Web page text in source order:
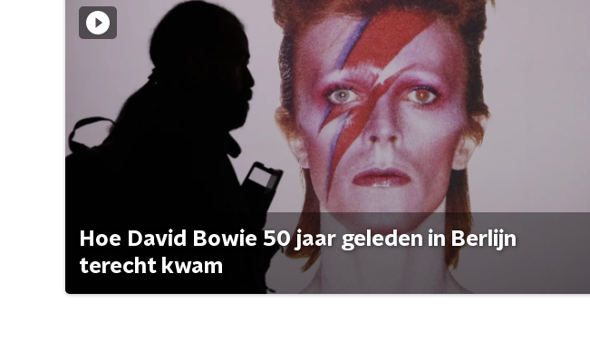
Hoe David Bowie 50 jaar geleden in Berlijn
terecht kwam